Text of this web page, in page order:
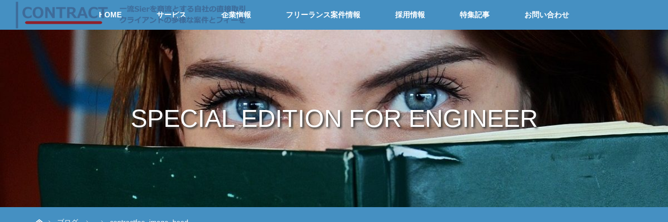
HOME サービス 企業情報 フリーランス案件情報 採用情報 特集記事 お問い合わせ
SPECIAL EDITION FOR ENGINEER